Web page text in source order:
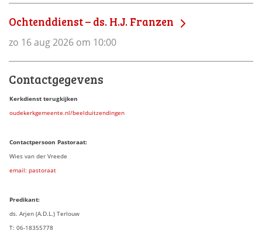
Ochtenddienst – ds. H.J. Franzen
zo 16 aug 2026 om 10:00
Contactgegevens
Kerkdienst terugkijken
oudekerkgemeente.nl/beelduitzendingen
Contactpersoon Pastoraat:
Wies van der Vreede
email: pastoraat
Predikant:
ds. Arjen (A.D.L.) Terlouw
T: 06-18355778